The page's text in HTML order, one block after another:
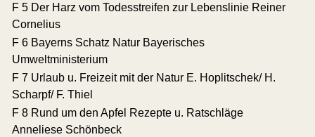
F 5 Der Harz vom Todesstreifen zur Lebenslinie Reiner
Cornelius
F 6 Bayerns Schatz Natur Bayerisches
Umweltministerium
F 7 Urlaub u. Freizeit mit der Natur E. Hoplitschek/ H.
Scharpf/ F. Thiel
F 8 Rund um den Apfel Rezepte u. Ratschläge
Anneliese Schönbeck